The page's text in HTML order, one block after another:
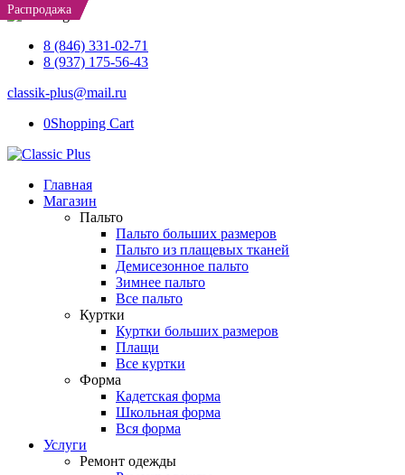
8 (846) 331-02-71
8 (937) 175-56-43
classik-plus@mail.ru
0Shopping Cart
Главная
Магазин
Пальто
Пальто больших размеров
Пальто из плащевых тканей
Демисезонное пальто
Зимнее пальто
Все пальто
Куртки
Куртки больших размеров
Плащи
Все куртки
Форма
Кадетская форма
Школьная форма
Вся форма
Услуги
Ремонт одежды
Распродажа
Распродажа
Распродажа